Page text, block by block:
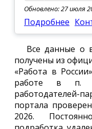
Обновлено: 27 июля
Подробнее
Все данные о
получены из
«Работа в
работе в п.
работодателей-
портала
2026.